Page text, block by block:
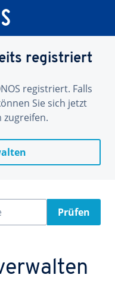
registriert
registriert. Falls
Sie sich jetzt
zugreifen.
Prüfen